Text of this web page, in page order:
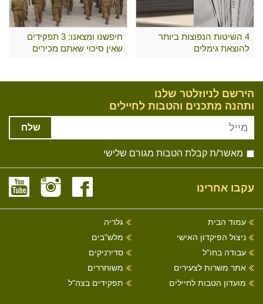
4 השיטות הנפוצות ביותר
להוצאת גימלים
חיפשנו ומצאנו: 3 תפקידים
שאין סיכוי שאתם מכירים
הירשם לניוזלטר שלנו
ותהנה מתכנים והטבות לחיילים
שלח
מאשר/ת קבלת הטבות מגורם שלישי
עקבו אחרינו
עמוד הבית
ניצול הפיקדון האישי
עבודה בחו"ל
אתר משרות לצעירים
מועדון הטבות לחיילים
גלריה
מלש"בים
סדירניקים
משוחררים
תפקידים בצה"ל